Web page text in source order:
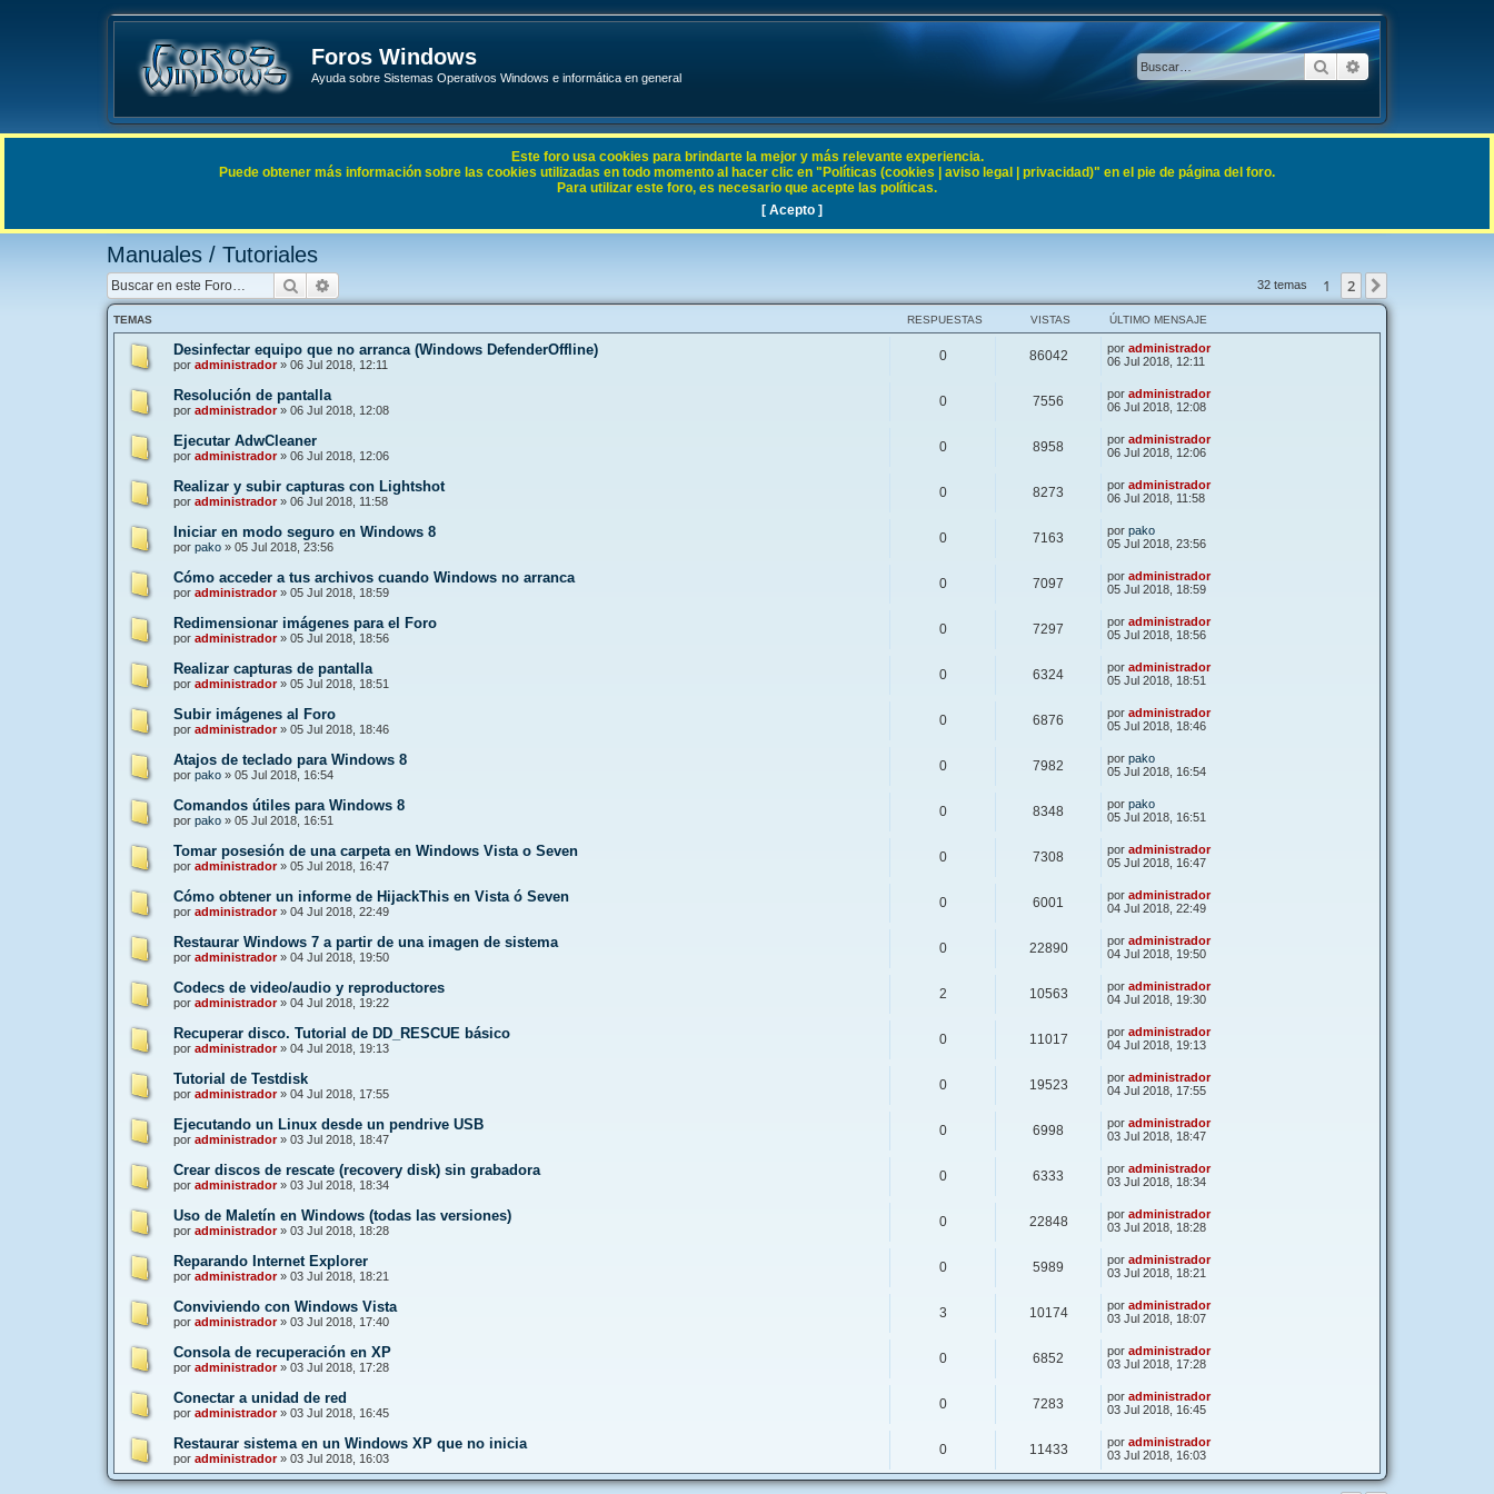
Foros Windows
Ayuda sobre Sistemas Operativos Windows e informática en general
BuscarBúsqueda
Enlaces rápidos FAQ
Manuales / Tutoriales
Buscar 32 temas 1 2
TEMAS RESPUESTAS VISTAS ÚLTIMO MENSAJE
Desinfectar equipo que no arranca (Windows DefenderOffline)
por administrador» 06 Jul 2018, 12:11
0 86042 por administrador
06 Jul 2018, 12:11
Resolución de pantalla
por administrador» 06 Jul 2018, 12:08
0 7556 por administrador
06 Jul 2018, 12:08
Ejecutar AdwCleaner
por administrador» 06 Jul 2018, 12:06
0 8958 por administrador
06 Jul 2018, 12:06
Realizar y subir capturas con Lightshot
por administrador» 06 Jul 2018, 11:58
0 8273 por administrador
06 Jul 2018, 11:58
Iniciar en modo seguro en Windows 8
por pako » 05 Jul 2018, 23:56
0 7163 por pako
05 Jul 2018, 23:56
Cómo acceder a tus archivos cuando Windows no arranca
por administrador» 05 Jul 2018, 18:59
0 7097 por administrador
05 Jul 2018, 18:59
Redimensionar imágenes para el Foro
por administrador» 05 Jul 2018, 18:56
0 7297 por administrador
05 Jul 2018, 18:56
Realizar capturas de pantalla
por administrador» 05 Jul 2018, 18:51
0 6324 por administrador
05 Jul 2018, 18:51
Subir imágenes al Foro
por administrador» 05 Jul 2018, 18:46
0 6876 por administrador
05 Jul 2018, 18:46
Atajos de teclado para Windows 8
por pako » 05 Jul 2018, 16:54
0 7982 por pako
05 Jul 2018, 16:54
Comandos útiles para Windows 8
por pako » 05 Jul 2018, 16:51
0 8348 por pako
05 Jul 2018, 16:51
Tomar posesión de una carpeta en Windows Vista o Seven
por administrador» 05 Jul 2018, 16:47
0 7308 por administrador
05 Jul 2018, 16:47
Cómo obtener un informe de HijackThis en Vista ó Seven
por administrador» 04 Jul 2018, 22:49
0 6001 por administrador
04 Jul 2018, 22:49
Restaurar Windows 7 a partir de una imagen de sistema
por administrador» 04 Jul 2018, 19:50
0 22890 por administrador
04 Jul 2018, 19:50
Codecs de video/audio y reproductores
por administrador» 04 Jul 2018, 19:22
2 10563 por administrador
04 Jul 2018, 19:30
Recuperar disco. Tutorial de DD_RESCUE básico
por administrador» 04 Jul 2018, 19:13
0 11017 por administrador
04 Jul 2018, 19:13
Tutorial de Testdisk
por administrador» 04 Jul 2018, 17:55
0 19523 por administrador
04 Jul 2018, 17:55
Ejecutando un Linux desde un pendrive USB
por administrador» 03 Jul 2018, 18:47
0 6998 por administrador
03 Jul 2018, 18:47
Crear discos de rescate (recovery disk) sin grabadora
por administrador» 03 Jul 2018, 18:34
0 6333 por administrador
03 Jul 2018, 18:34
Uso de Maletín en Windows (todas las versiones)
por administrador» 03 Jul 2018, 18:28
0 22848 por administrador
03 Jul 2018, 18:28
Reparando Internet Explorer
por administrador» 03 Jul 2018, 18:21
0 5989 por administrador
03 Jul 2018, 18:21
Conviviendo con Windows Vista
por administrador» 03 Jul 2018, 17:40
3 10174 por administrador
03 Jul 2018, 18:07
Consola de recuperación en XP
por administrador» 03 Jul 2018, 17:28
0 6852 por administrador
03 Jul 2018, 17:28
Conectar a unidad de red
por administrador» 03 Jul 2018, 16:45
0 7283 por administrador
03 Jul 2018, 16:45
Restaurar sistema en un Windows XP que no inicia
por administrador» 03 Jul 2018, 16:03
0 11433 por administrador
03 Jul 2018, 16:03
Este foro usa cookies para brindarte la mejor y más relevante experiencia.
Puede obtener más información sobre las cookies utilizadas en todo momento al hacer clic en "Políticas (cookies | aviso legal | privacidad)" en el pie de página del foro.
Para utilizar este foro, es necesario que acepte las políticas.
[ Acepto ]